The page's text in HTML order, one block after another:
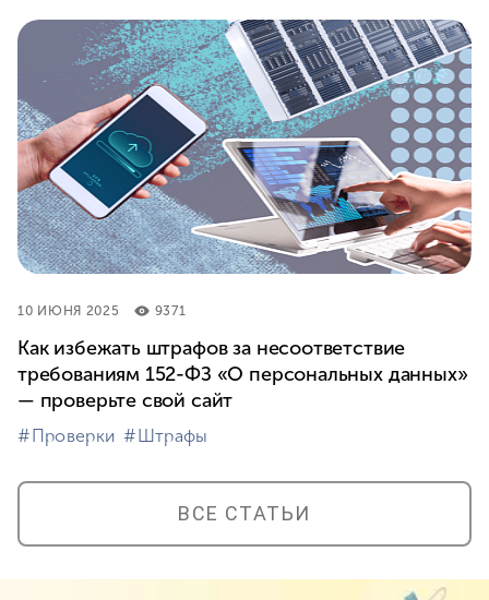
10 ИЮНЯ 2025 9371
Как избежать штрафов за несоответствие
требованиям 152-ФЗ «О персональных данных»
— проверьте свой сайт
#⁣Проверки #⁣Штрафы
ВСЕ СТАТЬИ